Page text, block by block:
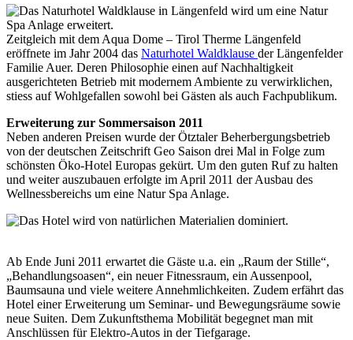
Zeitgleich mit dem Aqua Dome – Tirol Therme Längenfeld
eröffnete im Jahr 2004 das Naturhotel Waldklause der Längenfelder
Familie Auer. Deren Philosophie einen auf Nachhaltigkeit
ausgerichteten Betrieb mit modernem Ambiente zu verwirklichen,
stiess auf Wohlgefallen sowohl bei Gästen als auch Fachpublikum.
Erweiterung zur Sommersaison 2011
Neben anderen Preisen wurde der Ötztaler Beherbergungsbetrieb
von der deutschen Zeitschrift Geo Saison drei Mal in Folge zum
schönsten Öko-Hotel Europas gekürt. Um den guten Ruf zu halten
und weiter auszubauen erfolgte im April 2011 der Ausbau des
Wellnessbereichs um eine Natur Spa Anlage.
Ab Ende Juni 2011 erwartet die Gäste u.a. ein „Raum der Stille“,
„Behandlungsoasen“, ein neuer Fitnessraum, ein Aussenpool,
Baumsauna und viele weitere Annehmlichkeiten. Zudem erfährt das
Hotel einer Erweiterung um Seminar- und Bewegungsräume sowie
neue Suiten. Dem Zukunftsthema Mobilität begegnet man mit
Anschlüssen für Elektro-Autos in der Tiefgarage.